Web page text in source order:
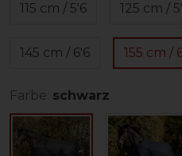
115 cm / 5'6 125 cm /
145 cm / 6'6 155 cm /
Farbe: schwarz